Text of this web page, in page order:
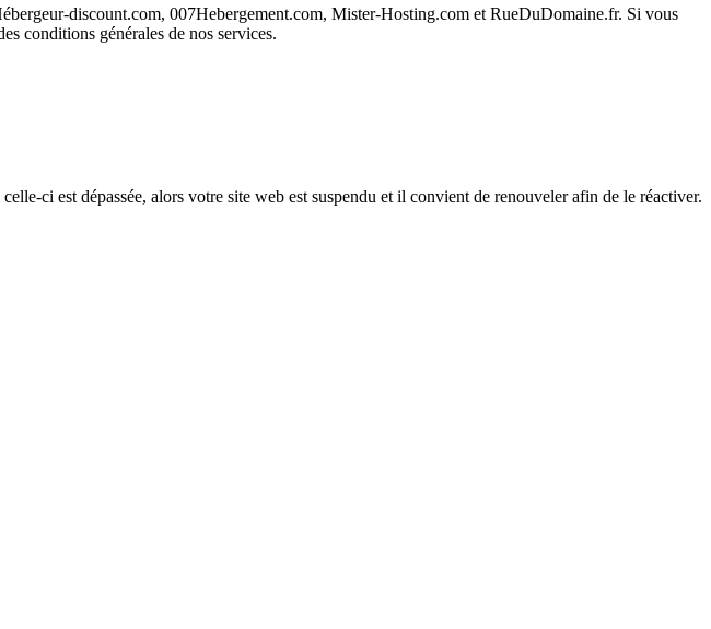
discount.com, 007Hebergement.com, Mister-Hosting.com et RueDuDomaine.fr. Si vous
conditions générales de nos services.
ci est dépassée, alors votre site web est suspendu et il convient de renouveler afin de le réactiver.